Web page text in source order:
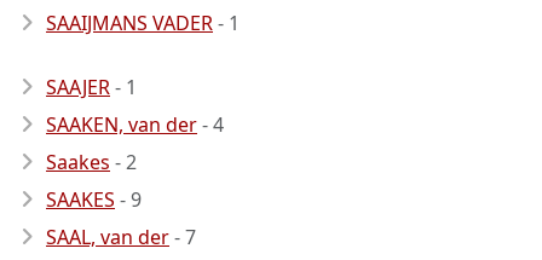
SAAIJMANS VADER- 1
SAAJER- 1
SAAKEN, van der- 4
Saakes - 2
SAAKES - 9
SAAL, van der- 7